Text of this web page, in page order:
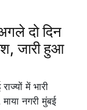
दो दिन
जारी हुआ
में भारी
नगरी मुंबई